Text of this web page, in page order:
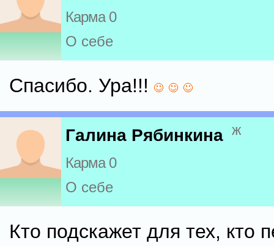
Карма 0
О себе
Спасибо. Ура!!!
Галина Рябинкина ж
Карма 0
О себе
Кто подскажет для тех, кто